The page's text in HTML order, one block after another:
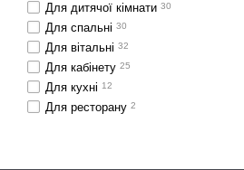
Для дитячої кімнати 30
Для спальні 30
Для вітальні 32
Для кабінету 25
Для кухні 12
Для ресторану 2